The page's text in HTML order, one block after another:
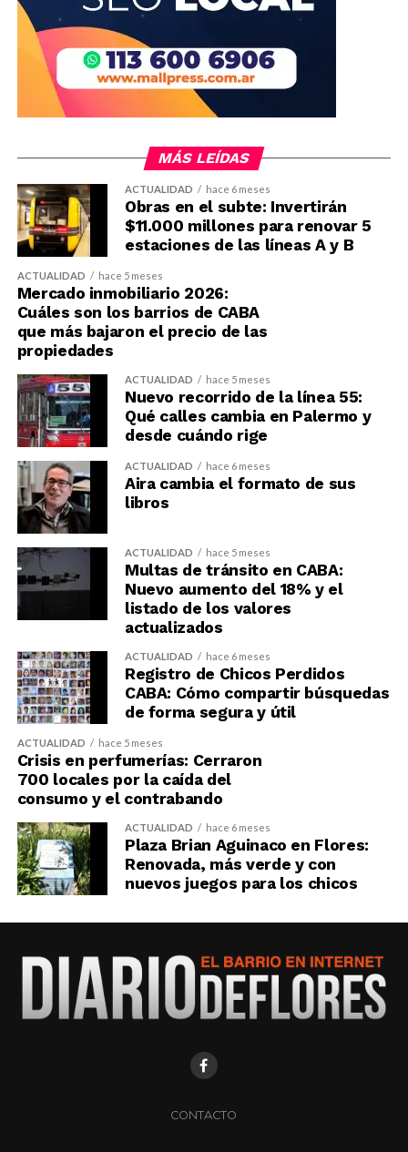
MÁS LEÍDAS
ACTUALIDAD hace 6 meses
Obras en el subte: Invertirán
$11.000 millones para renovar 5
estaciones de las líneas A y B
ACTUALIDAD hace 5 meses
Mercado inmobiliario 2026:
Cuáles son los barrios de CABA
que más bajaron el precio de las
propiedades
ACTUALIDAD hace 5 meses
Nuevo recorrido de la línea 55:
Qué calles cambia en Palermo y
desde cuándo rige
ACTUALIDAD hace 6 meses
Aira cambia el formato de sus
libros
ACTUALIDAD hace 5 meses
Multas de tránsito en CABA:
Nuevo aumento del 18% y el
listado de los valores
actualizados
ACTUALIDAD hace 6 meses
Registro de Chicos Perdidos
CABA: Cómo compartir búsquedas
de forma segura y útil
ACTUALIDAD hace 5 meses
Crisis en perfumerías: Cerraron
700 locales por la caída del
consumo y el contrabando
ACTUALIDAD hace 6 meses
Plaza Brian Aguinaco en Flores:
Renovada, más verde y con
nuevos juegos para los chicos
CONTACTO